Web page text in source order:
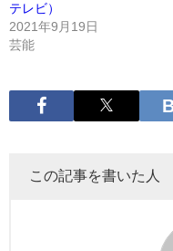
テレビ）
2021年9月19日
芸能
この記事を書いた人